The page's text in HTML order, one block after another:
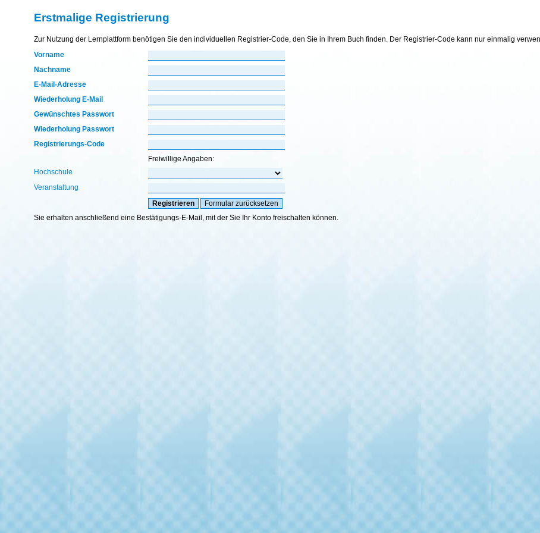
Erstmalige Registrierung
Zur Nutzung der Lernplattform benötigen Sie den individuellen Registrier-Code, den Sie in Ihrem Buch finden. Der Registrier-Code kann nur einmalig
Vorname
Nachname
E-Mail-Adresse
Wiederholung E-Mail
Gewünschtes Passwort
Wiederholung Passwort
Registrierungs-Code
Freiwillige Angaben:
Hochschule
Veranstaltung
Sie erhalten anschließend eine Bestätigungs-E-Mail, mit der Sie Ihr Konto freischalten können.